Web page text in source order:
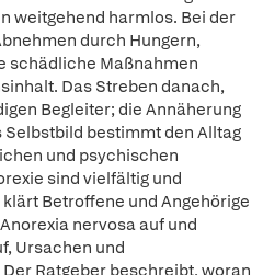
weitgehend harmlos. Bei der
durch Hungern,
schädliche Maßnahmen
Das Streben danach,
Begleiter; die Annäherung
bestimmt den Alltag
und psychischen
sind vielfältig und
Betroffene und Angehörige
nervosa auf und
Ursachen und
Ratgeber beschreibt, woran